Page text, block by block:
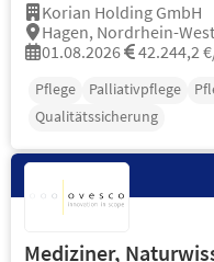
Korian Holding GmbH
Hagen, Nordrhein-
01.08.2026
42.244,2
Pflege Palliativpflege
Qualitätssicherung
Mediziner,